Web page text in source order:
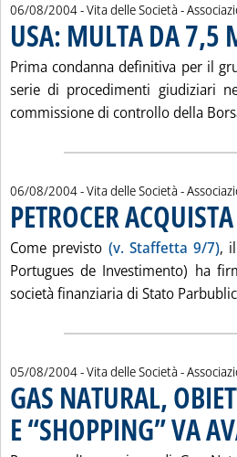
06/08/2004- Vita delle Società -
USA: MULTA DA 7,5
Prima condanna definitiva per il
serie di procedimenti giudiziari
commissione di controllo della
06/08/2004- Vita delle Società -
PETROCER
Come previsto (v. Staffetta 9/7),
Portugues de Investimento) ha
società finanziaria di Stato
05/08/2004- Vita delle Società -
GAS NATURAL,
E “SHOPPING” VA